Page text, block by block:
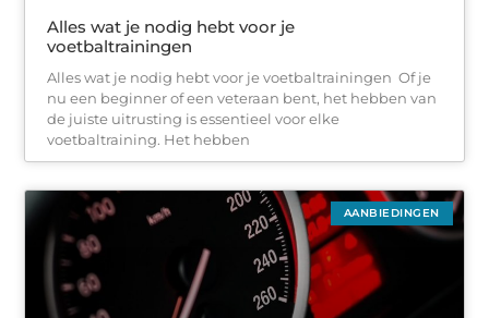
Alles wat je nodig hebt voor je
voetbaltrainingen
Alles wat je nodig hebt voor je voetbaltrainingen Of je
nu een beginner of een veteraan bent, het hebben van
de juiste uitrusting is essentieel voor elke
voetbaltraining. Het hebben
AANBIEDINGEN